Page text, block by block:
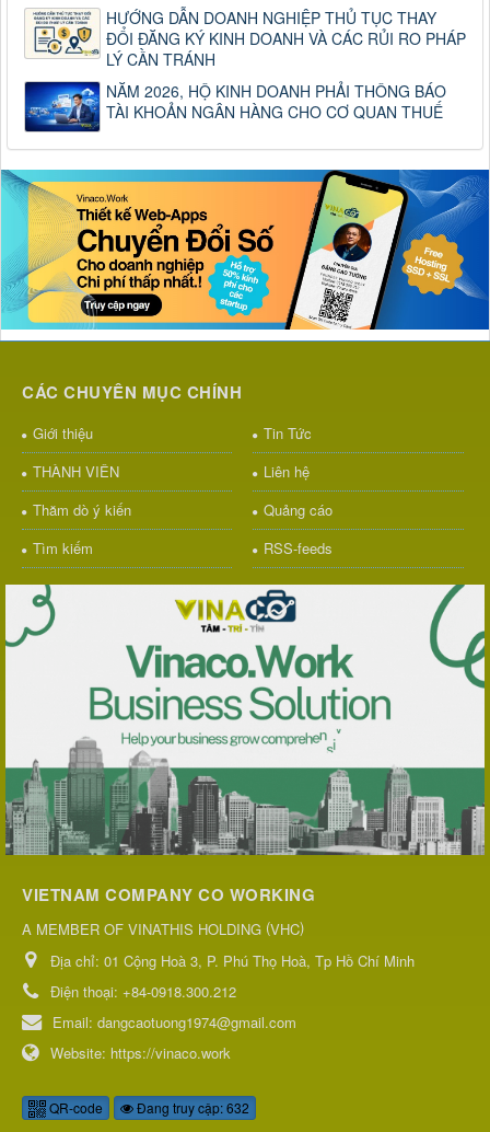
HƯỚNG DẪN DOANH NGHIỆP THỦ TỤC THAY
ĐỔI ĐĂNG KÝ KINH DOANH VÀ CÁC RỦI RO PHÁP
LÝ CẦN TRÁNH
NĂM 2026, HỘ KINH DOANH PHẢI THÔNG BÁO
TÀI KHOẢN NGÂN HÀNG CHO CƠ QUAN THUẾ
CÁC CHUYÊN MỤC CHÍNH
Giới thiệu
Tin Tức
THÀNH VIÊN
Liên hệ
Thăm dò ý kiến
Quảng cáo
Tìm kiếm
RSS-feeds
VIETNAM COMPANY CO WORKING
A MEMBER OF VINATHIS HOLDING (VHC)
Địa chỉ: 01 Cộng Hoà 3, P. Phú Thọ Hoà, Tp Hồ Chí Minh
Điện thoại: +84-0918.300.212
Email: dangcaotuong1974@gmail.com
Website: https://vinaco.work
QR-code Đang truy cập: 632